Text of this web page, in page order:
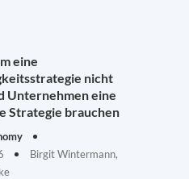
eine
nicht
Unternehmen eine
Strategie brauchen
Birgit Wintermann,